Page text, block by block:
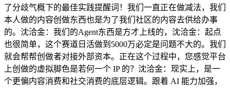
了分歧气概下的最佳实践提醒词！我们一直正在做减法，我们
本人做的内容创做东西也是为了我们社区的内容去供给办事
的。沈洽金：我们的Agent东西是方才上线的，沈洽金：起点
也很简单，这个赛道日活做到5000万必定是问题不大的。我们
就会帮帮创做者对接外部资本。正在这个过程中，您感觉平台
上创做的虚拟脚色是若何一个 IP 的？沈洽金：现实上，是一
个更偏内容消费和社交消费的底层逻辑。跟着 AI 能力加强，